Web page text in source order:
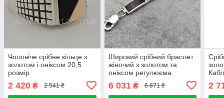
Чоловіче срібне кільце з
золотом і оніксом 20,5
розмір
2 420 ₴ 2 541 ₴
Широкий срібний браслет
жіночий з золотом та
оніксом регулюєма
Ширина 8 мм.
6 031₴ 6 871 ₴ 2